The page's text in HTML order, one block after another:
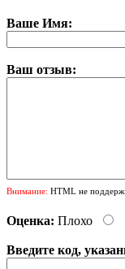
Ваше Имя:
Ваш отзыв:
Внимание: HTML не
Оценка: Плохо
Введите код,